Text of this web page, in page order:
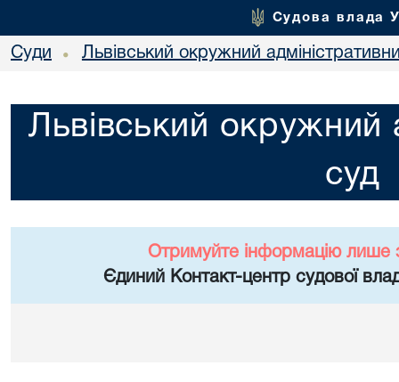
Судова влада
Суди • Львівський окружний
Львівський окружний
суд
Отримуйте інформацію лише
Єдиний Контакт-центр судової